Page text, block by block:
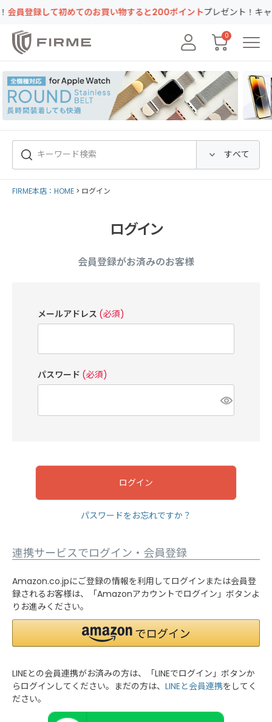
録して初めてのお買い物すると200ポイントプレゼント！キャンペ
0
FIRME本店：HOME ログイン
ログイン
会員登録がお済みのお客様
メールアドレス (必須)
パスワード (必須)
ログイン
パスワードをお忘れですか？
連携サービスでログイン・会員登録
Amazon.co.jpにご登録の情報を利用してログインまたは会員登
録されるお客様は、「Amazonアカウントでログイン」ボタンよ
りお進みください。
LINEとの会員連携がお済みの方は、「LINEでログイン」ボタンか
らログインしてください。まだの方は、 LINEと会員連携をしてく
ださい。